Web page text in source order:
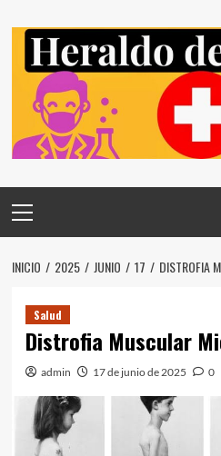
contenido
principal
INICIO 2025 JUNIO 17 DISTROFIA
Salud
Distrofia Muscular
admin 17 de junio de 2025 0